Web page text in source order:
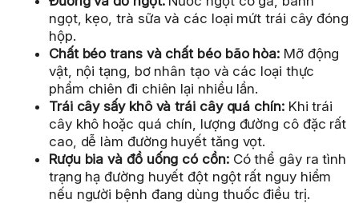
ngọt, kẹo, trà sữa và các loại mứt trái cây đóng
hộp.
Chất béo trans và chất béo bão hòa: Mỡ động
vật, nội tạng, bơ nhân tạo và các loại thực
phẩm chiên đi chiên lại nhiều lần.
Trái cây sấy khô và trái cây quá chín:Khi trái
cây khô hoặc quá chín, lượng đường cô đặc rất
cao, dễ làm đường huyết tăng vọt.
Rượu bia và đồ uống có cồn:Có thể gây ra tình
trạng hạ đường huyết đột ngột rất nguy hiểm
nếu người bệnh đang dùng thuốc điều trị.